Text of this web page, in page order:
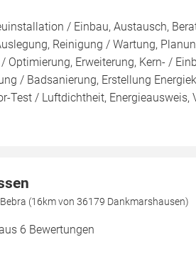
/ Einbau, Austausch,
Reinigung / Wartung,
Optimierung, Erweiterung, Kern- /
/ Badsanierung, Erstellung
Test / Luftdichtheit,
(16km von 36179 Dankmarshausen)
6 Bewertungen